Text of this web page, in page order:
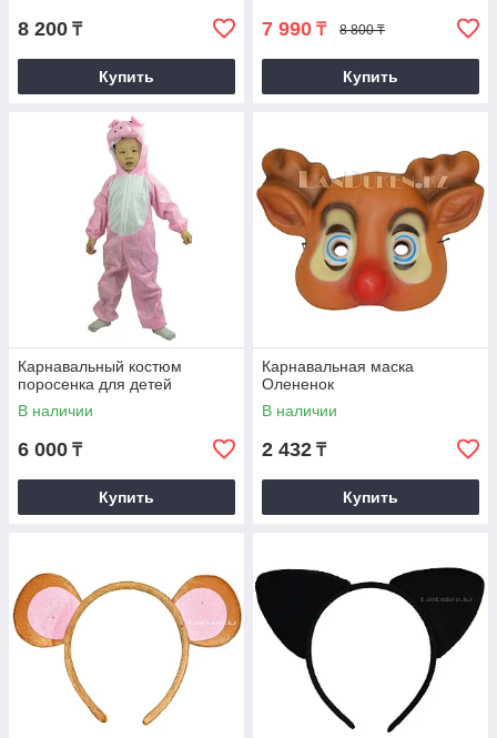
8 200 ₸
Купить
7 990 ₸ 8 800 ₸
Купить
Карнавальный костюм
поросенка для детей
В наличии
6 000 ₸
Купить
Карнавальная маска
Олененок
В наличии
2 432 ₸
Купить